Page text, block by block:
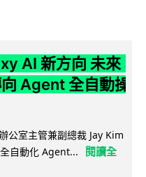
AI 新方向 未來
Agent 全自動操
公室主管兼副總裁 Jay Kim
自動化 Agent...
閱讀全